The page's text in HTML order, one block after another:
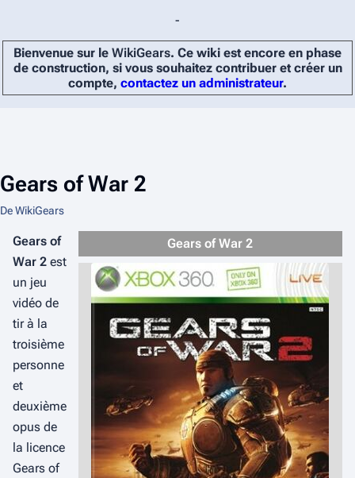
-
Bienvenue sur le WikiGears. Ce wiki est encore en phase
de construction, si vous souhaitez contribuer et créer un
compte, contactez un administrateur.
Gears of War 2
De WikiGears
Gears of War 2
Gears of
War 2 est
un jeu
vidéo de
tir à la
troisième
personne
et
deuxième
opus de
la licence
Gears of